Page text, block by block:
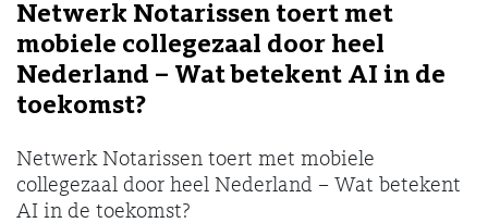
Netwerk Notarissen toert met
mobiele collegezaal door heel
Nederland – Wat betekent AI in de
toekomst?
Netwerk Notarissen toert met mobiele
collegezaal door heel Nederland – Wat betekent
AI in de toekomst?